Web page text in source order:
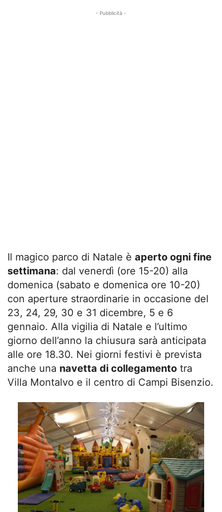
- Pubblicità -
Il magico parco di Natale è aperto ogni fine
settimana: dal venerdì (ore 15-20) alla
domenica (sabato e domenica ore 10-20)
con aperture straordinarie in occasione del
23, 24, 29, 30 e 31 dicembre, 5 e 6
gennaio. Alla vigilia di Natale e l’ultimo
giorno dell’anno la chiusura sarà anticipata
alle ore 18.30. Nei giorni festivi è prevista
anche una navetta di collegamento tra
Villa Montalvo e il centro di Campi Bisenzio.